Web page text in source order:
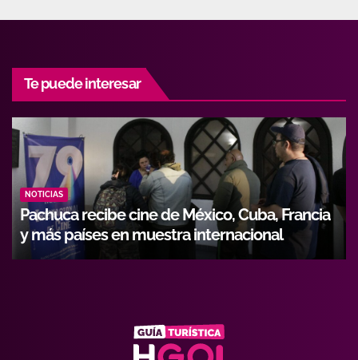
Te puede interesar
NOTICIAS
Hidalgo fortalece formación de operadores
con alianza entre Icathi y GEMI